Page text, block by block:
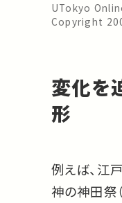
UTokyo
Copyright
変化を
形
例えば、江
神の神田祭